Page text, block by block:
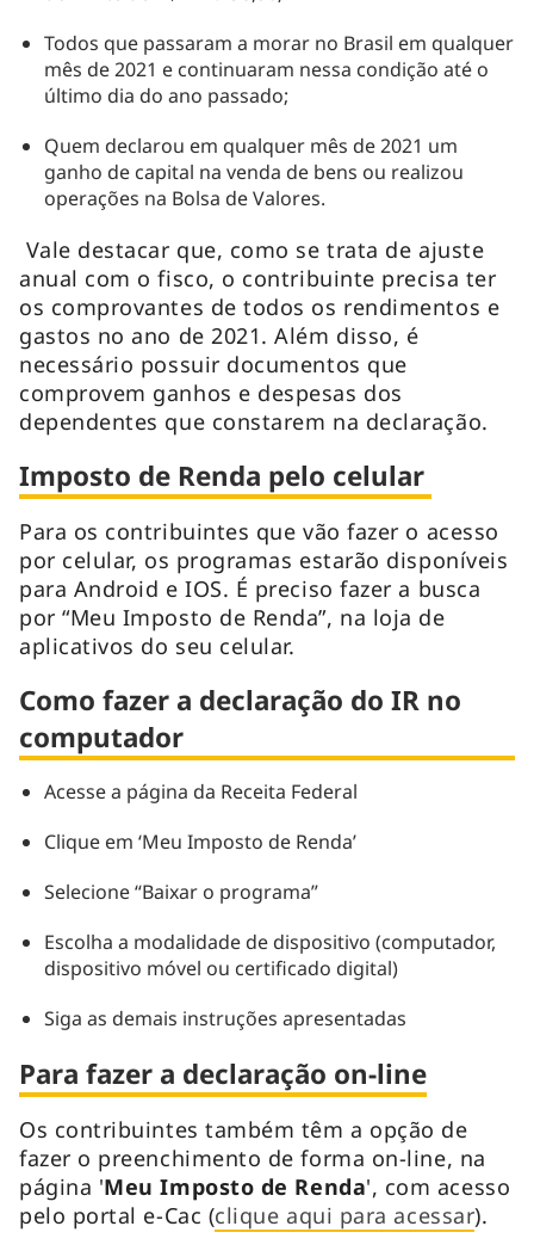
Todos que passaram a morar no Brasil em qualquer
mês de 2021 e continuaram nessa condição até o
último dia do ano passado;
Quem declarou em qualquer mês de 2021 um
ganho de capital na venda de bens ou realizou
operações na Bolsa de Valores.
Vale destacar que, como se trata de ajuste
anual com o fisco, o contribuinte precisa ter
os comprovantes de todos os rendimentos e
gastos no ano de 2021. Além disso, é
necessário possuir documentos que
comprovem ganhos e despesas dos
dependentes que constarem na declaração.
Imposto de Renda pelo celular
Para os contribuintes que vão fazer o acesso
por celular, os programas estarão disponíveis
para Android e IOS. É preciso fazer a busca
por “Meu Imposto de Renda”, na loja de
aplicativos do seu celular.
Como fazer a declaração do IR no
computador
Acesse a página da Receita Federal
Clique em ‘Meu Imposto de Renda’
Selecione “Baixar o programa”
Escolha a modalidade de dispositivo (computador,
dispositivo móvel ou certificado digital)
Siga as demais instruções apresentadas
Para fazer a declaração on-line
Os contribuintes também têm a opção de
fazer o preenchimento de forma on-line, na
página 'Meu Imposto de Renda', com acesso
pelo portal e-Cac (clique aqui para acessar).